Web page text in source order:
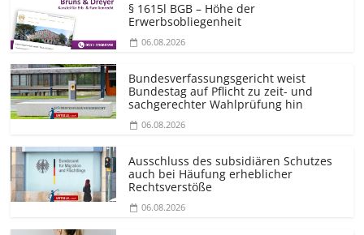
§ 1615l BGB – Höhe der
Erwerbsobliegenheit
06.08.2026
Bundesver­fassungsgericht weist
Bundestag auf Pflicht zu zeit- und
sachgerechter Wahlprüfung hin
06.08.2026
Ausschluss des subsidiären Schutzes
auch bei Häufung erheblicher
Rechtsverstöße
06.08.2026